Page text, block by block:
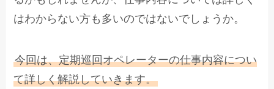
はわからない方も多いのではないでしょうか。
今回は、定期巡回オペレーターの仕事内容につい
て詳しく解説していきます。